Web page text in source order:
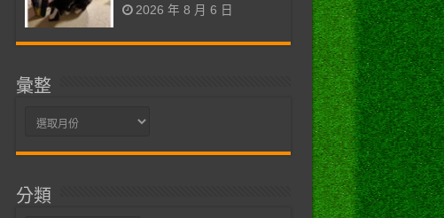
2026 年 8 月 6 日
彙整
彙
分類